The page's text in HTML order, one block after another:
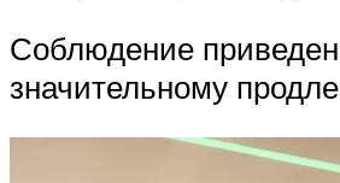
Соблюдение
значительному